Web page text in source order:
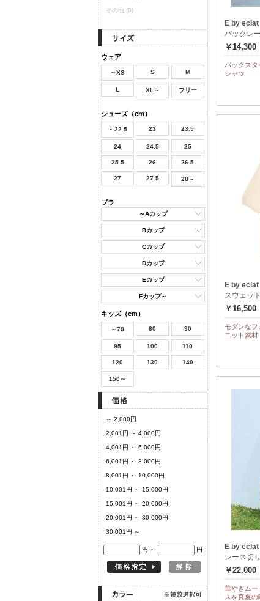
その他 (0)
ウェア
～XS S M
L XL～ フリー
シューズ（cm）
～22.5 23 23.5
24 24.5 25
25.5 26 26.5
27 27.5 28～
ブラ
～Aカップ
Bカップ
Cカップ
Dカップ
Eカップ
Fカップ～
キッズ（cm）
～70 80 90
95 100 110
120 130 140
150～
～ 2,000円
2,001円 ～ 4,000円
4,001円 ～ 6,000円
6,001円 ～ 8,000円
8,001円 ～ 10,000円
10,001円 ～ 15,000円
15,001円 ～ 20,000円
20,001円 ～ 30,000円
30,001円 ～
円 ～ 円
E by eclat
バックレ
￥14,300
バックス
シャツ
E by eclat
スウェッ
￥16,500
モダンな
ニット素材
E by eclat
レース切
￥22,000
華やぎムー
スを真夏の